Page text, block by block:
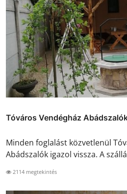
Tóváros Vendégház
Minden foglalást közvetlenül
Abádszalók igazol vissza. A
2114 megtekintés